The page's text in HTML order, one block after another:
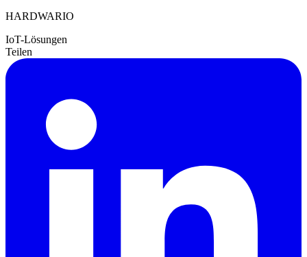
HARDWARIO
IoT-Lösungen
Teilen